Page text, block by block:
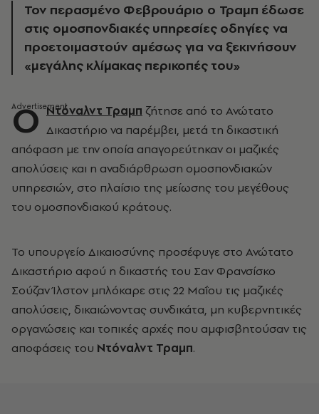
Τον περασμένο Φεβρουάριο ο Τραμπ έδωσε
στις ομοσπονδιακές υπηρεσίες οδηγίες να
προετοιμαστούν αμέσως για να ξεκινήσουν
«μεγάλης κλίμακας περικοπές του»
Ο Ντόναλντ Τραμπ ζήτησε από το Ανώτατο
Δικαστήριο να παρέμβει, μετά τη δικαστική
απόφαση με την οποία απαγορεύτηκαν οι μαζικές
απολύσεις και η αναδιάρθρωση ομοσπονδιακών
υπηρεσιών, στο πλαίσιο της μείωσης του μεγέθους
του ομοσπονδιακού κράτους.
Το υπουργείο Δικαιοσύνης προσέφυγε στο Ανώτατο
Δικαστήριο αφού η δικαστής του Σαν Φρανσίσκο
Σούζαν Ίλστον μπλόκαρε στις 22 Μαΐου τις μαζικές
απολύσεις, δικαιώνοντας συνδικάτα, μη κυβερνητικές
οργανώσεις και τοπικές αρχές που αμφισβητούσαν τις
αποφάσεις του Ντόναλντ Τραμπ.